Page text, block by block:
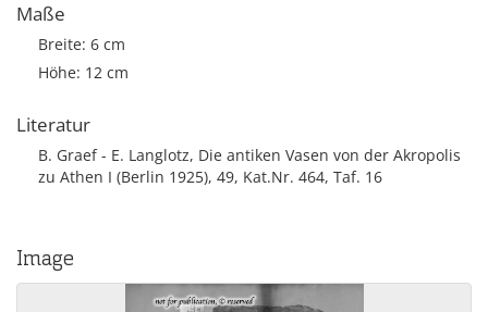
Maße
Breite: 6 cm
Höhe: 12 cm
Literatur
B. Graef - E. Langlotz, Die antiken Vasen von der Akropolis
zu Athen I (Berlin 1925), 49, Kat.Nr. 464, Taf. 16
Image